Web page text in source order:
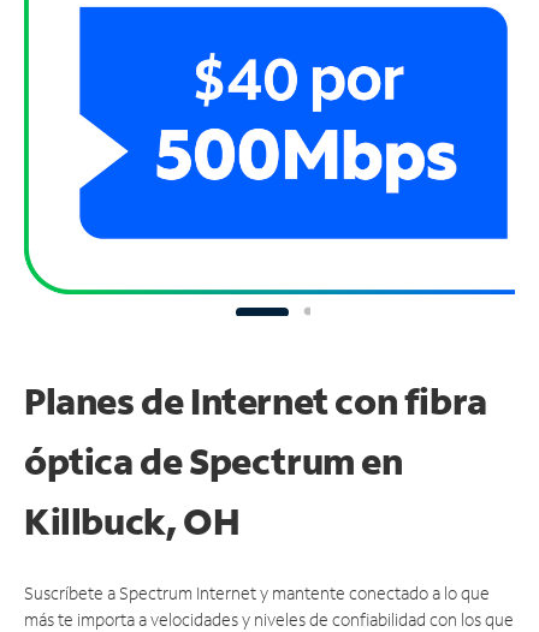
Planes de Internet con fibra
óptica de Spectrum en
Killbuck, OH
Suscríbete a Spectrum Internet y mantente conectado a lo que
más te importa a velocidades y niveles de confiabilidad con los que